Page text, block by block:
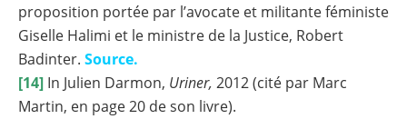
proposition portée par l’avocate et militante féministe
Giselle Halimi et le ministre de la Justice, Robert
Badinter. Source.
[14] In Julien Darmon, Uriner, 2012 (cité par Marc
Martin, en page 20 de son livre).